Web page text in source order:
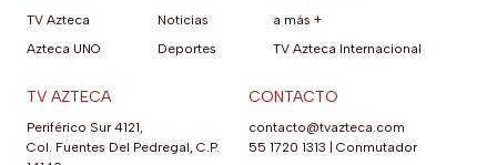
TV Azteca
Azteca UNO
Noticias
Deportes
a más +
TV Azteca Internacional
TV AZTECA
Periférico Sur 4121,
Col. Fuentes Del Pedregal, C.P.
CONTACTO
contacto@tvazteca.com
55 1720 1313 | Conmutador